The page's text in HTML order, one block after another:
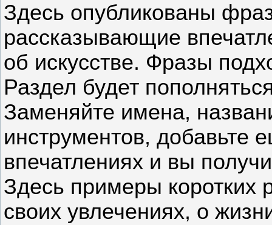
Здесь опубликованы
рассказывающие
об искусстве. Фразы
Раздел будет
Заменяйте имена,
инструментов, добавьте
впечатлениях и вы
Здесь примеры коротких
своих увлечениях, о